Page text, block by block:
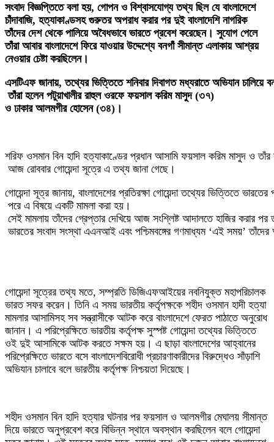
সংবাদ বিজ্ঞপ্তিতে বলা হয়, গোপন ও বিশ্বাসযোগ্য তথ্য ছিল যে বাংলাদেশে
চাঁদাবাজি, হত্যাকাণ্ডসহ গুরুতর অপরাধ করার পর দুই বাংলাদেশি নাগরিক
তাঁদের দেশ থেকে পালিয়ে অবৈধভাবে ভারতে প্রবেশ করেছেন। সুযোগ পেলে
তাঁরা আবার বাংলাদেশে ফিরে যাওয়ার উদ্দেশ্যে বনগাঁ সীমান্ত এলাকায় আশ্রয়
নেওয়ার চেষ্টা করছিলেন।
এসটিএফ জানায়, তথ্যের ভিত্তিতে শনিবার দিবাগত মধ্যরাতে অভিযান
তাঁরা হলেন পটুয়াখালীর রাহুল ওরফে ফয়সাল করিম মাসুদ (৩৭)
ও ঢাকার আলমগীর হোসেন (৩৪)।
শরিফ ওসমান বিন হাদি হত্যাকাণ্ডের প্রধান আসামি ফয়সাল করিম মাসুদ ও
আজ রোববার গোয়েন্দা সূত্রে এ তথ্য জানা গেছে।
গোয়েন্দা সূত্র জানায়, বাংলাদেশের প্রতিরক্ষা গোয়েন্দা তথ্যের ভিত্তিতে
পরে এ বিষয়ে একটি মামলা করা হয়।
সেই মামলায় তাঁদের গ্রেপ্তার দেখিয়ে আজ সংশ্লিষ্ট আদালতে হাজির করার
ভারতের সংবাদ সংস্থা এএনআই এবং পশ্চিমবঙ্গের গণমাধ্যম ‘এই সময়’
গোয়েন্দা সূত্রের তথ্য মতে, সম্প্রতি ডিজিএফআইয়ের নবনিযুক্ত মহাপরিচালক
ভারত সফর করেন। তিনি এ সময় ভারতীয় কর্তৃপক্ষকে শহীদ ওসমান হাদী হত্যা
মামলার আসামিসহ সব সন্ত্রাসীকে আটক করে বাংলাদেশে ফেরত পাঠাতে অনুরোধ
জানান। এ পরিপ্রেক্ষিতে ভারতীয় কর্তৃপক্ষ সুস্পষ্ট গোয়েন্দা তথ্যের ভিত্তিতে
ওই দুই আসামিকে আটক করতে সক্ষম হয়। এ ছাড়া বাংলাদেশের আহ্বানের
পরিপ্রেক্ষিতে ভারতে বসে বাংলাদেশবিরোধী প্রচারণাকারীদের বিরুদ্ধেও সাঁড়াশি
অভিযান চালাবে বলে ভারতীয় কর্তৃপক্ষ নিশ্চয়তা দিয়েছে।
শহীদ ওসমান বিন হাদি হত্যার ঘটনার পর ফয়সাল ও আলমগীর মেঘালয় সীমান্ত
দিয়ে ভারতে অনুপ্রবেশ করে বিভিন্ন স্থানে অবস্থান করছিলেন বলে গোয়েন্দা